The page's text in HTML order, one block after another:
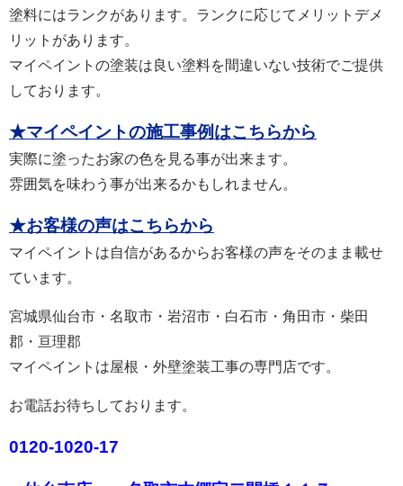
塗料にはランクがあります。ランクに応じてメリットデメ
リットがあります。
マイペイントの塗装は良い塗料を間違いない技術でご提供
しております。
★マイペイントの施工事例はこちらから
実際に塗ったお家の色を見る事が出来ます。
雰囲気を味わう事が出来るかもしれません。
★お客様の声はこちらから
マイペイントは自信があるからお客様の声をそのまま載せ
ています。
宮城県仙台市・名取市・岩沼市・白石市・角田市・柴田
郡・亘理郡
マイペイントは屋根・外壁塗装工事の専門店です。
お電話お待ちしております。
0120-1020-17